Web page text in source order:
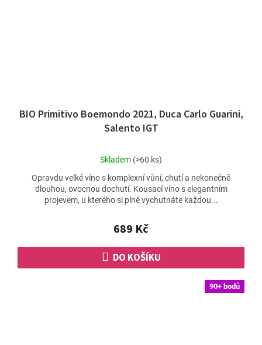
BIO Primitivo Boemondo 2021, Duca Carlo Guarini,
Salento IGT
Průměrné
produktu
je
4,6
5
hvězdiček.
Skladem (>60 ks)
689 Kč
DO KOŠÍKU
Opravdu velké víno s komplexní vůní, chutí a nekonečně
dlouhou, ovocnou dochutí. Kousací víno s elegantním
projevem, u kterého si plně vychutnáte každou...
90+ bodů